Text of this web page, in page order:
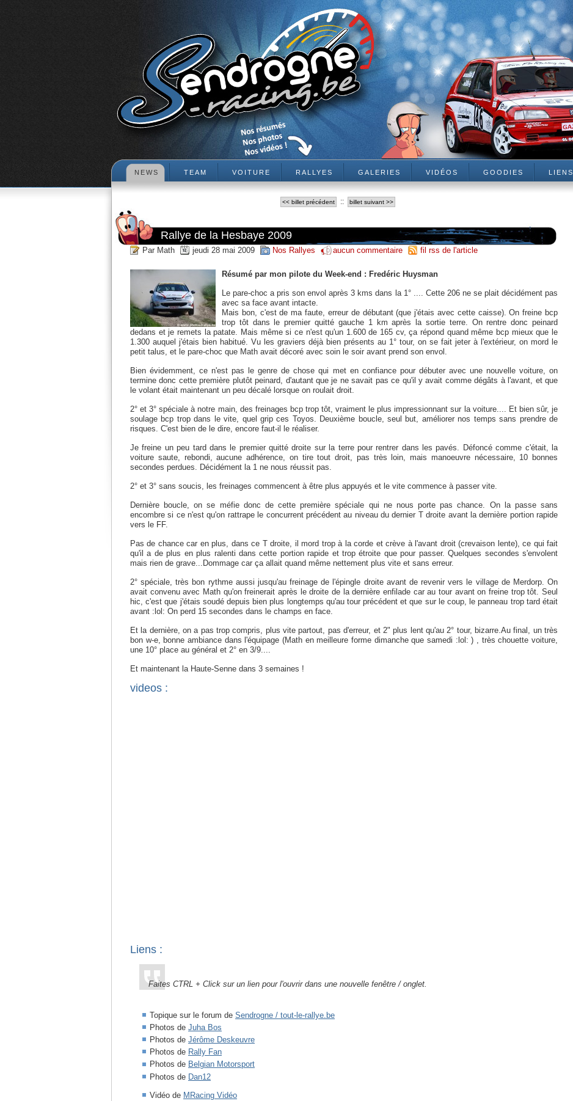
NEWS TEAM VOITURE RALLYES GALERIES VIDÉOS GOODIES LIENS
<< billet précédent :: billet suivant >>
Rallye de la Hesbaye 2009
Par Math jeudi 28 mai 2009 Nos Rallyes aucun commentaire fil rss de l'article
Résumé par mon pilote du Week-end : Fredéric Huysman
Le pare-choc a pris son envol après 3 kms dans la 1° .... Cette 206 ne se plait décidément pas
avec sa face avant intacte.
Mais bon, c'est de ma faute, erreur de débutant (que j'étais avec cette caisse). On freine bcp
trop tôt dans le premier quitté gauche 1 km après la sortie terre. On rentre donc peinard
dedans et je remets la patate. Mais même si ce n'est qu'un 1.600 de 165 cv, ça répond quand même bcp mieux que le
1.300 auquel j'étais bien habitué. Vu les graviers déjà bien présents au 1° tour, on se fait jeter à l'extérieur, on mord le
petit talus, et le pare-choc que Math avait décoré avec soin le soir avant prend son envol.
Bien évidemment, ce n'est pas le genre de chose qui met en confiance pour débuter avec une nouvelle voiture, on
termine donc cette première plutôt peinard, d'autant que je ne savait pas ce qu'il y avait comme dégâts à l'avant, et que
le volant était maintenant un peu décalé lorsque on roulait droit.
2° et 3° spéciale à notre main, des freinages bcp trop tôt, vraiment le plus impressionnant sur la voiture.... Et bien sûr, je
soulage bcp trop dans le vite, quel grip ces Toyos. Deuxième boucle, seul but, améliorer nos temps sans prendre de
risques. C'est bien de le dire, encore faut-il le réaliser.
Je freine un peu tard dans le premier quitté droite sur la terre pour rentrer dans les pavés. Défoncé comme c'était, la
voiture saute, rebondi, aucune adhérence, on tire tout droit, pas très loin, mais manoeuvre nécessaire, 10 bonnes
secondes perdues. Décidément la 1 ne nous réussit pas.
2° et 3° sans soucis, les freinages commencent à être plus appuyés et le vite commence à passer vite.
Dernière boucle, on se méfie donc de cette première spéciale qui ne nous porte pas chance. On la passe sans
encombre si ce n'est qu'on rattrape le concurrent précédent au niveau du dernier T droite avant la dernière portion rapide
vers le FF.
Pas de chance car en plus, dans ce T droite, il mord trop à la corde et crève à l'avant droit (crevaison lente), ce qui fait
qu'il a de plus en plus ralenti dans cette portion rapide et trop étroite que pour passer. Quelques secondes s'envolent
mais rien de grave...Dommage car ça allait quand même nettement plus vite et sans erreur.
2° spéciale, très bon rythme aussi jusqu'au freinage de l'épingle droite avant de revenir vers le village de Merdorp. On
avait convenu avec Math qu'on freinerait après le droite de la dernière enfilade car au tour avant on freine trop tôt. Seul
hic, c'est que j'étais soudé depuis bien plus longtemps qu'au tour précédent et que sur le coup, le panneau trop tard était
avant :lol: On perd 15 secondes dans le champs en face.
Et la dernière, on a pas trop compris, plus vite partout, pas d'erreur, et 2" plus lent qu'au 2° tour, bizarre.Au final, un très
bon w-e, bonne ambiance dans l'équipage (Math en meilleure forme dimanche que samedi :lol: ) , très chouette voiture,
une 10° place au général et 2° en 3/9....
Et maintenant la Haute-Senne dans 3 semaines !
videos :
Liens :
Faites CTRL + Click sur un lien pour l'ouvrir dans une nouvelle fenêtre / onglet.
Topique sur le forum de Sendrogne / tout-le-rallye.be
Photos de Juha Bos
Photos de Jérôme Deskeuvre
Photos de Rally Fan
Photos de Belgian Motorsport
Photos de Dan12
Vidéo de MRacing Vidéo